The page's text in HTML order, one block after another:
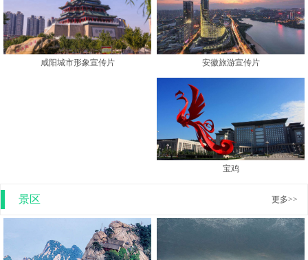
咸阳城市形象宣传片 安徽旅游宣传片
宝鸡
景区 更多>>